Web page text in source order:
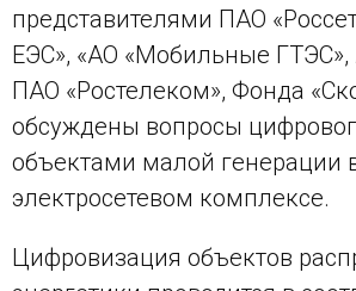
представителями ПАО
ЕЭС», «АО «Мобильные ГТЭС»,
ПАО «Ростелеком», Фонда
обсуждены вопросы
объектами малой генерации
электросетевом комплексе.
Цифровизация объектов